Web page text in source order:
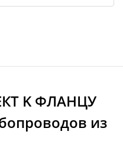
K ФЛАНЦУ
из